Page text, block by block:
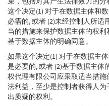
这个决定(1) 对于在数据主体和
必需的, 或者 (2)未经控制人所
当的措施来保护数据主体的权利
基于数据主体的明确同意。
如果这个决定(1) 对于在数据主
是必要的, 或者 (2)基于数据主
权代理有限公司应采取适当措
法利益，至少是控制者获得人
出质疑的权利。